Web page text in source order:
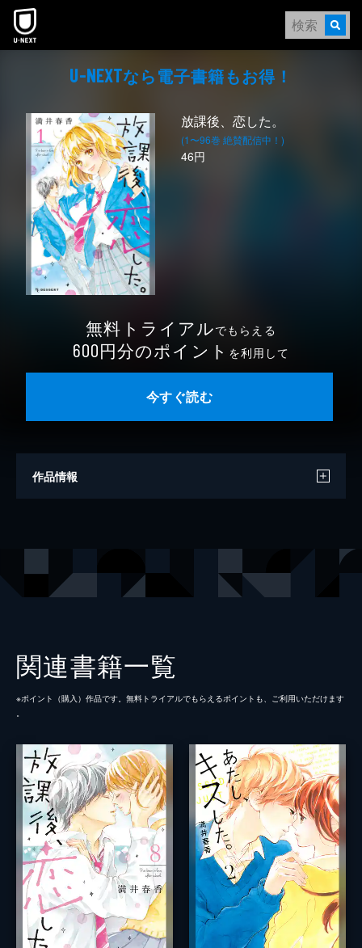
本文へスキップ
U-NEXTなら電⼦書籍もお得！
放課後、恋した。
(1〜96巻 絶賛配信中！)
46円
無料トライアルでもらえる
600円分のポイント を利用して
今すぐ読む
作品情報
出版社
関連書籍一覧
※ポイント（購⼊）作品です。無料トライアルでもらえるポイントも、ご利⽤いただけます